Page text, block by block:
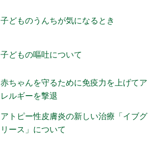
子どものうんちが気になるとき
子どもの嘔吐について
赤ちゃんを守るために免疫力を上げてア
レルギーを撃退
アトピー性皮膚炎の新しい治療「イブグ
リース」について